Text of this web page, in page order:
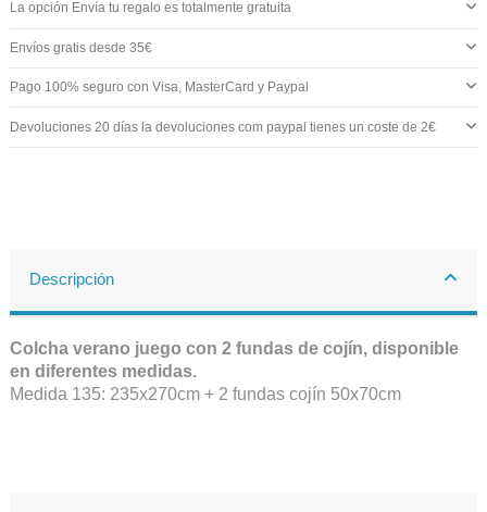
La opción Envía tu regalo es totalmente gratuita
Envíos gratis desde 35€
Pago 100% seguro con Visa, MasterCard y Paypal
Devoluciones 20 días la devoluciones com paypal tienes un coste de 2€
Descripción
Colcha verano juego con 2 fundas de cojín, disponible
en diferentes medidas.
Medida 135: 235x270cm + 2 fundas cojín 50x70cm